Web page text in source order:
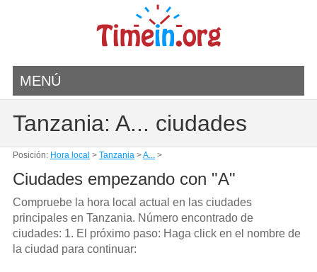
MENÚ
Tanzania: A... ciudades
Posición: Hora local > Tanzania>A...>
Ciudades empezando con "A"
Compruebe la hora local actual en las ciudades
principales en Tanzania. Número encontrado de
ciudades: 1. El próximo paso: Haga click en el nombre de
la ciudad para continuar: